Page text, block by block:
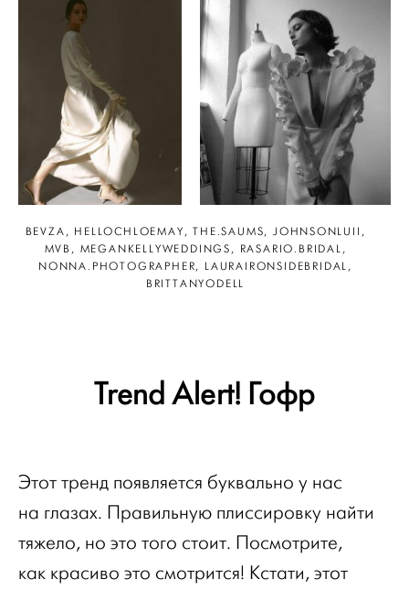
BEVZA, HELLOCHLOEMAY, THE.SAUMS, JOHNSONLUII,
MVB, MEGANKELLYWEDDINGS, RASARIO.BRIDAL,
NONNA.PHOTOGRAPHER, LAURAIRONSIDEBRIDAL,
BRITTANYODELL
Trend Alert! Гофр
Этот тренд появляется буквально у нас
на глазах. Правильную плиссировку найти
тяжело, но это того стоит. Посмотрите,
как красиво это смотрится! Кстати, этот